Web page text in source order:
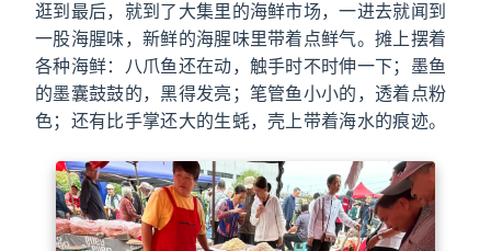
逛到最后，就到了大集里的海鲜市场，一进去就闻到
一股海腥味，新鲜的海腥味里带着点鲜气。摊上摆着
各种海鲜：八爪鱼还在动，触手时不时伸一下；墨鱼
的墨囊鼓鼓的，黑得发亮；笔管鱼小小的，透着点粉
色；还有比手掌还大的生蚝，壳上带着海水的痕迹。